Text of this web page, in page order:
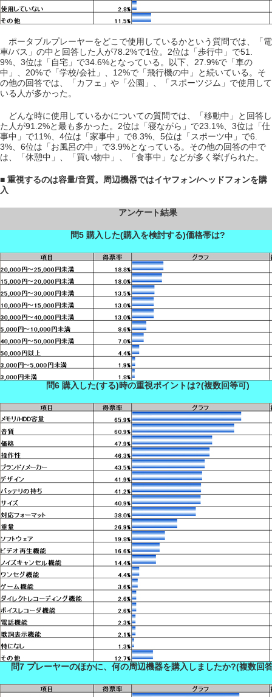
ポータブルプレーヤーをどこで使用しているかという質問では、「電
車/バス」の中と回答した人が78.2%で1位。2位は「歩行中」で51.
9%、3位は「自宅」で34.6%となっている。以下、27.9%で「車の
中」、20%で「学校/会社」、12%で「飛行機の中」と続いている。そ
の他の回答では、「カフェ」や「公園」、「スポーツジム」で使用して
いる人が多かった。
どんな時に使用しているかについての質問では、「移動中」と回答し
た人が91.2%と最も多かった。2位は「寝ながら」で23.1%、3位は「仕
事中」で11%、4位は「家事中」で8.3%、5位は「スポーツ中」で6.
3%、6位は「お風呂の中」で3.9%となっている。その他の回答の中で
は、「休憩中」、「買い物中」、「食事中」などが多く挙げられた。
■ 重視するのは容量/音質。周辺機器ではイヤフォン/ヘッドフォンを購
入
アンケート結果
問5 購入した(購入を検討する)価格帯は?
問6 購入した(する)時の重視ポイントは?(複数回等可)
問7 プレーヤーのほかに、何の周辺機器を購入しましたか?(複数回